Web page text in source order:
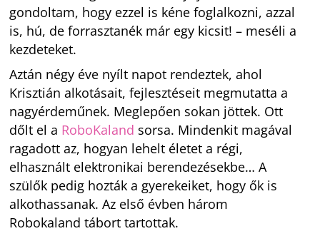
gondoltam, hogy ezzel is kéne foglalkozni, azzal
is, hú, de forrasztanék már egy kicsit! – meséli a
kezdeteket.
Aztán négy éve nyílt napot rendeztek, ahol
Krisztián alkotásait, fejlesztéseit megmutatta a
nagyérdeműnek. Meglepően sokan jöttek. Ott
dőlt el a RoboKaland sorsa. Mindenkit magával
ragadott az, hogyan lehelt életet a régi,
elhasznált elektronikai berendezésekbe… A
szülők pedig hozták a gyerekeiket, hogy ők is
alkothassanak. Az első évben három
Robokaland tábort tartottak.